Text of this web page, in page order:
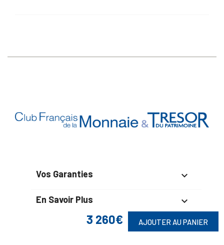
3 260€ AJOUTER AU PANIER
Vos Garanties 
En Savoir Plus 
Retrouvez Aussi 